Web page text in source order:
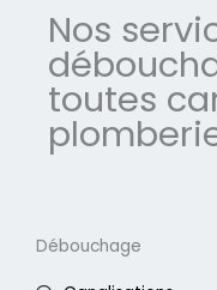
Nos
toutes
Débouchage